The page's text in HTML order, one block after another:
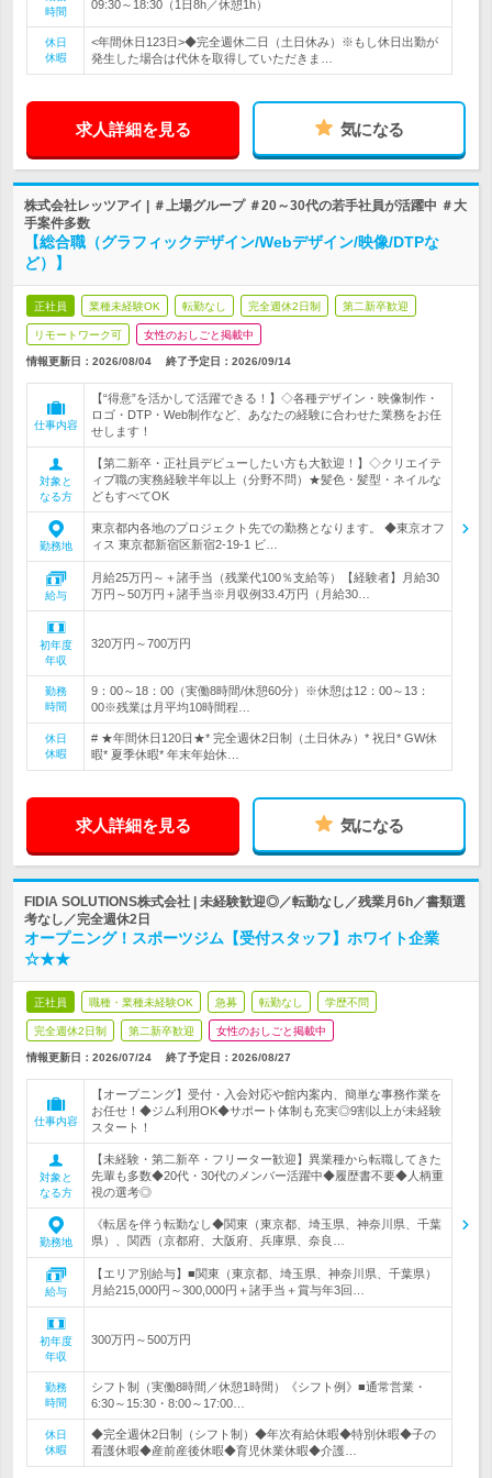
時間
09:30～18:30（1日8h／休憩1h）
休日
休暇
<年間休日123日>◆完全週休二日（土日休み）※もし休日出勤が
発生した場合は代休を取得していただきま…
求人詳細を見る 気になる
株式会社レッツアイ | ＃上場グループ ＃20～30代の若手社員が活躍中 ＃大
手案件多数
【総合職（グラフィックデザイン/Webデザイン/映像/DTPな
ど）】
正社員 業種未経験OK 転勤なし 完全週休2日制 第二新卒歓迎
リモートワーク可 女性のおしごと掲載中
情報更新日：2026/08/04 終了予定日： 2026/09/14
仕事内容
【“得意”を活かして活躍できる！】◇各種デザイン・映像制作・
ロゴ・DTP・Web制作など、あなたの経験に合わせた業務をお任
せします！
対象と
なる方
【第二新卒・正社員デビューしたい方も大歓迎！】◇クリエイテ
ィブ職の実務経験半年以上（分野不問）★髪色・髪型・ネイルな
どもすべてOK
勤務地
東京都内各地のプロジェクト先での勤務となります。 ◆東京オフ
ィス 東京都新宿区新宿2-19-1 ビ…
給与
月給25万円～＋諸手当（残業代100％支給等）【経験者】月給30
万円～50万円＋諸手当※月収例33.4万円（月給30…
初年度
年収
320万円～700万円
勤務
時間
9：00～18：00（実働8時間/休憩60分）※休憩は12：00～13：
00※残業は月平均10時間程…
休日
休暇
# ★年間休日120日★* 完全週休2日制（土日休み）* 祝日* GW休
暇* 夏季休暇* 年末年始休…
求人詳細を見る 気になる
FIDIA SOLUTIONS株式会社 | 未経験歓迎◎／転勤なし／残業月6h／書類選
考なし／完全週休2日
オープニング！スポーツジム【受付スタッフ】ホワイト企業
☆★★
正社員 職種・業種未経験OK 急募 転勤なし 学歴不問
完全週休2日制 第二新卒歓迎 女性のおしごと掲載中
情報更新日：2026/07/24 終了予定日： 2026/08/27
仕事内容
【オープニング】受付・入会対応や館内案内、簡単な事務作業を
お任せ！◆ジム利用OK◆サポート体制も充実◎9割以上が未経験
スタート！
対象と
なる方
【未経験・第二新卒・フリーター歓迎】異業種から転職してきた
先輩も多数◆20代・30代のメンバー活躍中◆履歴書不要◆人柄重
視の選考◎
勤務地
《転居を伴う転勤なし◆関東（東京都、埼玉県、神奈川県、千葉
県）、関西（京都府、大阪府、兵庫県、奈良…
給与
【エリア別給与】■関東（東京都、埼玉県、神奈川県、千葉県）
月給215,000円～300,000円＋諸手当＋賞与年3回…
初年度
年収
300万円～500万円
勤務
時間
シフト制（実働8時間／休憩1時間）《シフト例》■通常営業・
6:30～15:30・8:00～17:00…
休日
休暇
◆完全週休2日制（シフト制）◆年次有給休暇◆特別休暇◆子の
看護休暇◆産前産後休暇◆育児休業休暇◆介護…